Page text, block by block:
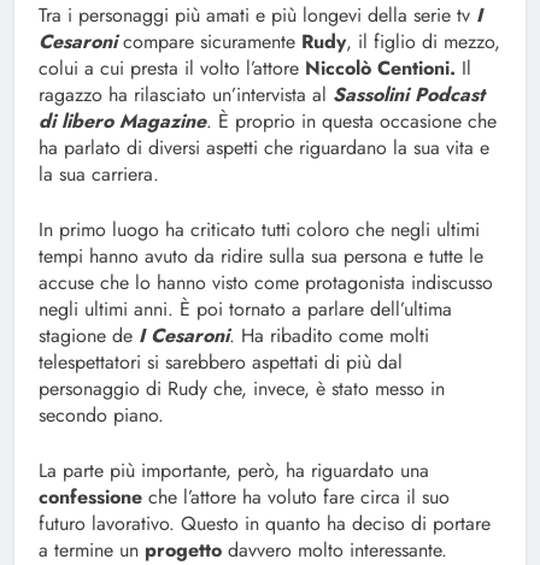
Tra i personaggi più amati e più longevi della serie tv I
Cesaronicompare sicuramente Rudy, il figlio di mezzo,
colui a cui presta il volto l’attore Niccolò Centioni. Il
ragazzo ha rilasciato un’intervista al Sassolini Podcast
di libero Magazine. È proprio in questa occasione che
ha parlato di diversi aspetti che riguardano la sua vita e
la sua carriera.
In primo luogo ha criticato tutti coloro che negli ultimi
tempi hanno avuto da ridire sulla sua persona e tutte le
accuse che lo hanno visto come protagonista indiscusso
negli ultimi anni. È poi tornato a parlare dell’ultima
stagione de I Cesaroni. Ha ribadito come molti
telespettatori si sarebbero aspettati di più dal
personaggio di Rudy che, invece, è stato messo in
secondo piano.
La parte più importante, però, ha riguardato una
confessione che l’attore ha voluto fare circa il suo
futuro lavorativo. Questo in quanto ha deciso di portare
a termine un progetto davvero molto interessante.